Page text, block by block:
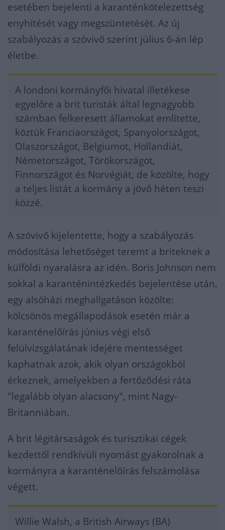
esetében bejelenti a karanténkötelezettség
enyhítését vagy megszüntetését. Az új
szabályozás a szóvivő szerint július 6-án lép
életbe.
A londoni kormányfői hivatal illetékese
egyelőre a brit turisták által legnagyobb
számban felkeresett államokat említette,
köztük Franciaországot, Spanyolországot,
Olaszországot, Belgiumot, Hollandiát,
Németországot, Törökországot,
Finnországot és Norvégiát, de közölte, hogy
a teljes listát a kormány a jövő héten teszi
közzé.
A szóvivő kijelentette, hogy a szabályozás
módosítása lehetőséget teremt a briteknek a
külföldi nyaralásra az idén. Boris Johnson nem
sokkal a karanténintézkedés bejelentése után,
egy alsóházi meghallgatáson közölte:
kölcsönös megállapodások esetén már a
karanténelőírás június végi első
felülvizsgálatának idejére mentességet
kaphatnak azok, akik olyan országokból
érkeznek, amelyekben a fertőződési ráta
"legalább olyan alacsony", mint Nagy-
Britanniában.
A brit légitársaságok és turisztikai cégek
kezdettől rendkívüli nyomást gyakorolnak a
kormányra a karanténelőírás felszámolása
végett.
Willie Walsh, a British Airways (BA)